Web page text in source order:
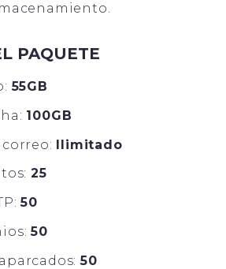
PAQUETE
55GB
100GB
Ilimitado
25
50
50
50